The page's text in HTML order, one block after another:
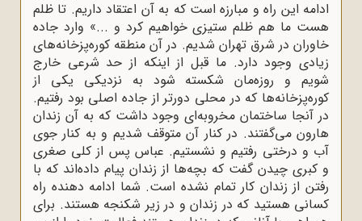
ادامه این ‌راه و مبارزه است که به آن اعتقاد داریم. تا ظلم
هست ما هم ظلم ستیزی خواهیم کرد و ...» وارد جاده
خاوران در شرق تهران شدیم. در آن منطقه کوره‌پزخانه‌های
زیادی وجود دارد. ما قبل از اینکه از حد شرعی خارج
شویم و روزه‌مان شکسته شود به نزدیکی یکی از
کوره‌پزخانه‌ها که در محلی دورتر از جاده اصلی بود رفتیم.
در آنجا ساختمان مخروبه‌ای وجود داشت که به آن زندان‌
هارون می‌گفتند. در کنار آن متوقف شدیم و به کنار جوی
آب و درختی رفتیم و نشستیم. عباس پس از کلی صغری
و کبری چیدن گفت که بچه‌ها از زندان پیام داده‌اند که با
رفتن از زندان کار تمام نشده است. شما ادامه ‌دهنده راه
کسانی هستید که در زندان و در زیر شکنجه هستند. برای